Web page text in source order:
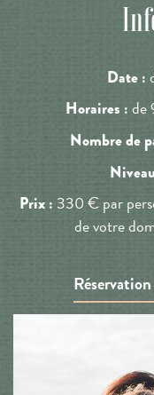
Date :
Horaires :de
Nombre de
Prix : 330 € par
de votre